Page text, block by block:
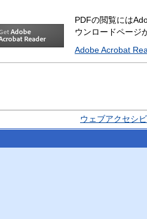
PDFの閲覧には
ウンロードページ
Adobe Acrobat
ウェブアクセシ